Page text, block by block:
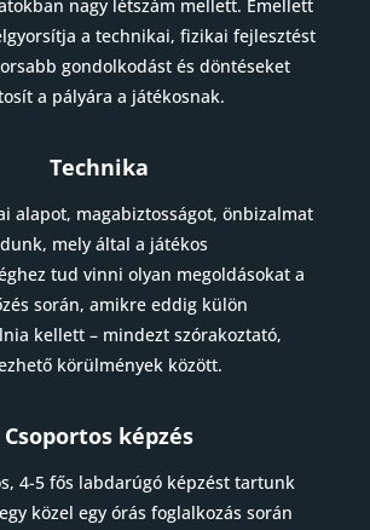
nagy létszám mellett. Emellett
a technikai, fizikai fejlesztést
gondolkodást és döntéseket
a pályára a játékosnak.
Technika
alapot, magabiztosságot, önbizalmat
mely által a játékos
tud vinni olyan megoldásokat a
során, amikre eddig külön
kellett – mindezt szórakoztató,
körülmények között.
Csoportos képzés
4-5 fős labdarúgó képzést tartunk
közel egy órás foglalkozás során